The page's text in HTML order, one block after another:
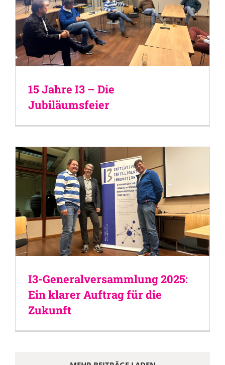
15 Jahre I3 – Die
Jubiläumsfeier
I3-Generalversammlung 2025:
Ein klarer Auftrag für die
Zukunft